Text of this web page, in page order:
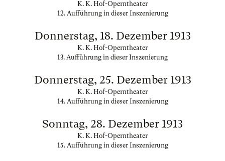
K. K. Hof-Operntheater
12. Aufführung in dieser Inszenierung
Donnerstag, 18. Dezember 1913
K. K. Hof-Operntheater
13. Aufführung in dieser Inszenierung
Donnerstag, 25. Dezember 1913
K. K. Hof-Operntheater
14. Aufführung in dieser Inszenierung
Sonntag, 28. Dezember 1913
K. K. Hof-Operntheater
15. Aufführung in dieser Inszenierung